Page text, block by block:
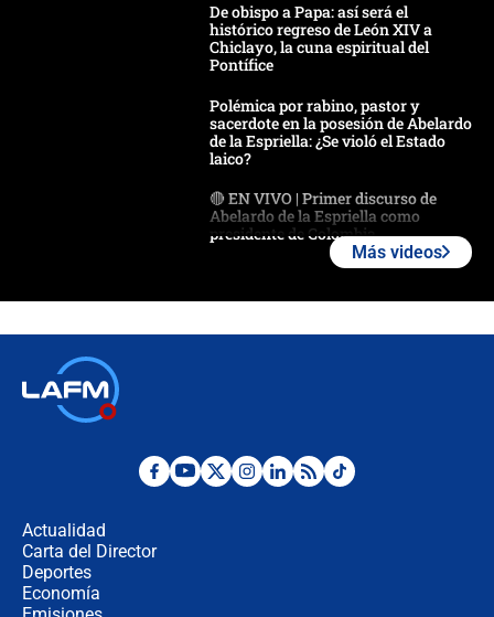
De obispo a Papa: así será el
histórico regreso de León XIV a
Chiclayo, la cuna espiritual del
Pontífice
Polémica por rabino, pastor y
sacerdote en la posesión de Abelardo
de la Espriella: ¿Se violó el Estado
laico?
🔴 EN VIVO | Primer discurso de
Abelardo de la Espriella como
presidente de Colombia
Desde dermatitis hasta infecciones:
Más videos
Actualidad
Carta del Director
Deportes
Economía